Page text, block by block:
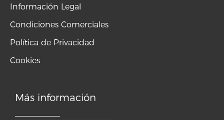
Información Legal
Condiciones Comerciales
Política de Privacidad
Cookies
Más información